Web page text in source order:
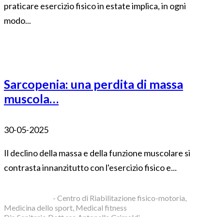
praticare esercizio fisico in estate implica, in ogni
modo...
Sarcopenia: una perdita di massa
muscola…
30-05-2025
Il declino della massa e della funzione muscolare si
contrasta innanzitutto con l'esercizio fisico e...
- Centro di Riabilitazione fisico-motoria,
Medicina dello sport, Medical fitness